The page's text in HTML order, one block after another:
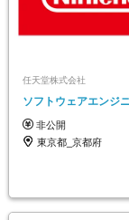
任天堂株式会社
ソフトウェアエンジ
非公開
東京都_京都府